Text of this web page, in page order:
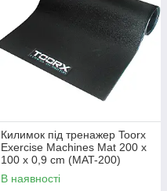
Килимок під тренажер Toorx
Exercise Machines Mat 200 x
100 x 0,9 cm (MAT-200)
В наявності